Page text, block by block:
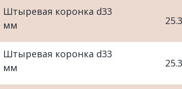
Штыревая коронка d33
мм
Штыревая коронка d33
мм